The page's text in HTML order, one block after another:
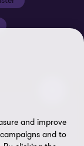
and improve
and to